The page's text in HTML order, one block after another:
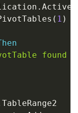
.
( 1 )
found
TableRange2